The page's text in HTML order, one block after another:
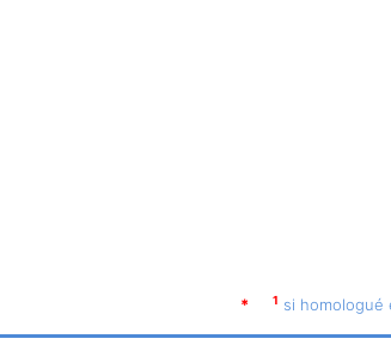
* 1 si homologué